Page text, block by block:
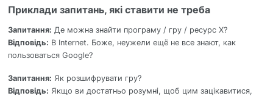
Приклади запитань, які ставити не треба
Запитання: Де можна знайти програму / гру / ресурс X?
Відповідь: В Internet. Боже, неужели ещё не все знают, как
пользоваться Google?
Запитання: Як розшифрувати гру?
Відповідь: Якщо ви достатньо розумні, щоб цим зацікавитися,